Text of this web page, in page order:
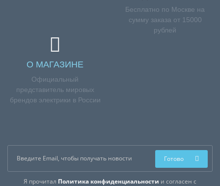
Бесплатно по Москве на
сумму заказа от 15000
рублей
О МАГАЗИНЕ
Официальный
представитель мировых
брендов электрики в России
Я прочитал Политика конфиденциальности и согласен с
Готово